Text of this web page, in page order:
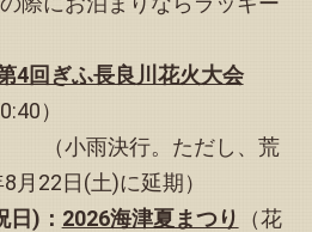
ジの予約可能日（カレンダー８
ー９月）を掲載いたしました
)｣のページに、新たに｢オスス
ジオ｣を紹介しました
4回ぎふ長良川花火大会
）
。ただし、荒
月22日(土)に延期）
日)： 2026海津夏まつり
（花